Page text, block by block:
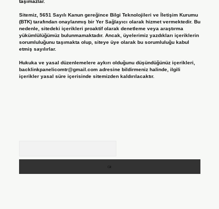
taşımazlar.
Sitemiz, 5651 Sayılı Kanun gereğince Bilgi Teknolojileri ve İletişim Kurumu
(BTK) tarafından onaylanmış bir Yer Sağlayıcı olarak hizmet vermektedir. Bu
nedenle, sitedeki içerikleri proaktif olarak denetleme veya araştırma
yükümlülüğümüz bulunmamaktadır. Ancak, üyelerimiz yazdıkları içeriklerin
sorumluluğunu taşımakta olup, siteye üye olarak bu sorumluluğu kabul
etmiş sayılırlar.
Hukuka ve yasal düzenlemelere aykırı olduğunu düşündüğünüz içerikleri,
backlinkpanelicomtr@gmail.comadresine bildirmeniz halinde, ilgili
içerikler yasal süre içerisinde sitemizden kaldırılacaktır.